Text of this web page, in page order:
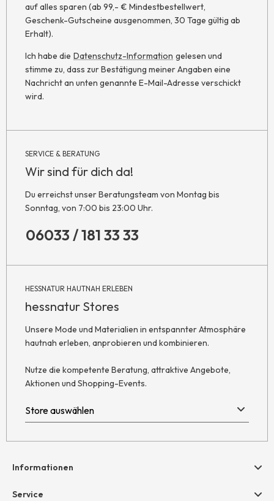
auf alles sparen (ab 99,- € Mindestbestellwert,
Geschenk-Gutscheine ausgenommen, 30 Tage gültig ab
Erhalt).
Ich habe die Datenschutz-Information gelesen und
stimme zu, dass zur Bestätigung meiner Angaben eine
Nachricht an unten genannte E-Mail-Adresse verschickt
wird.
SERVICE & BERATUNG
Wir sind für dich da!
Du erreichst unser Beratungsteam von Montag bis
Sonntag, von 7:00 bis 23:00 Uhr.
06033 / 181 33 33
HESSNATUR HAUTNAH ERLEBEN
hessnatur Stores
Unsere Mode und Materialien in entspannter Atmosphäre
hautnah erleben, anprobieren und kombinieren.
Nutze die kompetente Beratung, attraktive Angebote,
Aktionen und Shopping-Events.
Informationen
Hilfe & Kontakt
Service